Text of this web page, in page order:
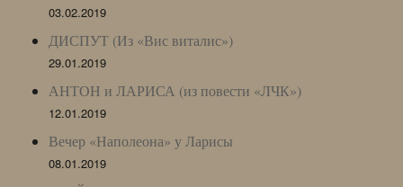
03.02.2019
ДИСПУТ (Из «Вис виталис»)
29.01.2019
АНТОН и ЛАРИСА (из повести «ЛЧК»)
12.01.2019
Вечер «Наполеона» у Ларисы
08.01.2019